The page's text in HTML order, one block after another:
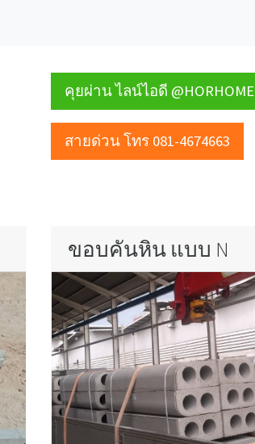
คุยผ่าน ไลน์ไอดี @HORHOME
สายด่วน โทร 081-4674663
ขอบคันหิน แบบ N